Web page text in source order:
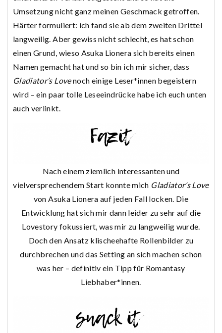
Umsetzung nicht ganz meinen Geschmack getroffen.
Härter formuliert: ich fand sie ab dem zweiten Drittel
langweilig. Aber gewiss nicht schlecht, es hat schon
einen Grund, wieso Asuka Lionera sich bereits einen
Namen gemacht hat und so bin ich mir sicher, dass
Gladiator’s Lovenoch einige Leser*innen begeistern
wird – ein paar tolle Leseeindrücke habe ich euch unten
auch verlinkt.
Nach einem ziemlich interessanten und
vielversprechendem Start konnte mich Gladiator’s Love
von Asuka Lionera auf jeden Fall locken. Die
Entwicklung hat sich mir dann leider zu sehr auf die
Lovestory fokussiert, was mir zu langweilig wurde.
Doch den Ansatz klischeehafte Rollenbilder zu
durchbrechen und das Setting an sich machen schon
was her – definitiv ein Tipp für Romantasy
Liebhaber*innen.